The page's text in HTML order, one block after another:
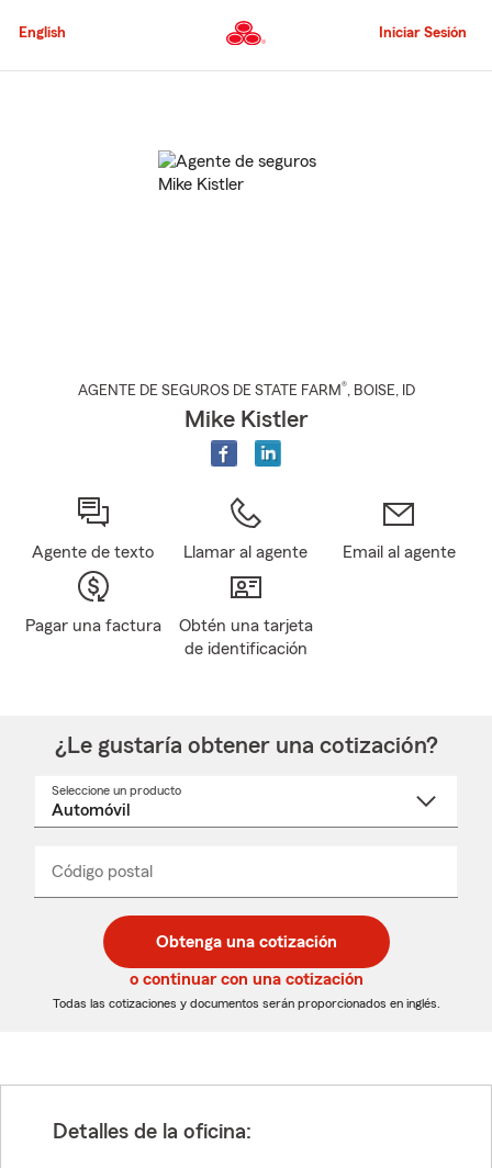
al
principal
English Iniciar Sesión
AGENTE DE SEGUROS DE STATE FARM®, BOISE, ID
Mike Kistler
Agente de texto Llamar al agente Email al agente
Pagar una factura
Obtén una tarjeta
de identificación
¿Le gustaría obtener una cotización?
Seleccione un producto
desplegable
Código postal
de
5
dígitos
de
5
dígitos
_____
Obtenga una cotización
o continuar con una cotización
Todas las cotizaciones y documentos serán proporcionados en inglés.
Detalles de la oficina: